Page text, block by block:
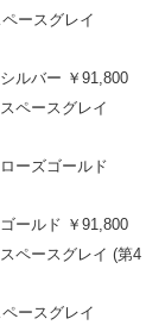
ースグレイ
ルバー ￥91,800
ペースグレイ
ーズゴールド
ールド ￥91,800
ペースグレイ (第4
ースグレイ